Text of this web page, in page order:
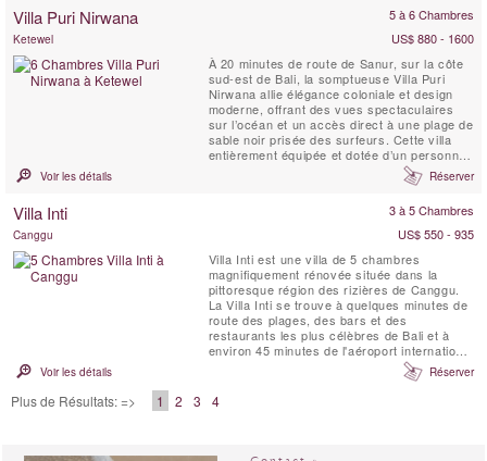
Villa Puri Nirwana 5 à 6 Chambres
Ketewel
US$ 880 - 1600
À 20 minutes de route de Sanur, sur la côte
sud-est de Bali, la somptueuse Villa Puri
Nirwana allie élégance coloniale et design
moderne, offrant des vues spectaculaires
sur l’océan et un accès direct à une plage de
sable noir prisée des surfeurs. Cette villa
entièrement équipée et dotée d’un personnel
professionnel peut accueillir confortablement
jusqu’à 20 personnes dans six grandes
sa salle multimédia, ses pavillons ...
Voir les détails Réserver
Villa Inti 3 à 5 Chambres
Canggu
US$ 550 - 935
Villa Inti est une villa de 5 chambres
magnifiquement rénovée située dans la
pittoresque région des rizières de Canggu.
La Villa Inti se trouve à quelques minutes de
route des plages, des bars et des
restaurants les plus célèbres de Bali et à
environ 45 minutes de l'aéroport international
de Bali. Offrant des vues spectaculaires sur
les rizières en terrasses verdoyantes, elle
permet de découvrir le vrai Bali tout en
bénéficiant d'une intimité totale par rapport
Voir les détails Réserver
Plus de Résultats: => 1 2 3 4